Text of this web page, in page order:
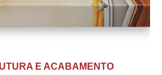
E ACABAMENTO